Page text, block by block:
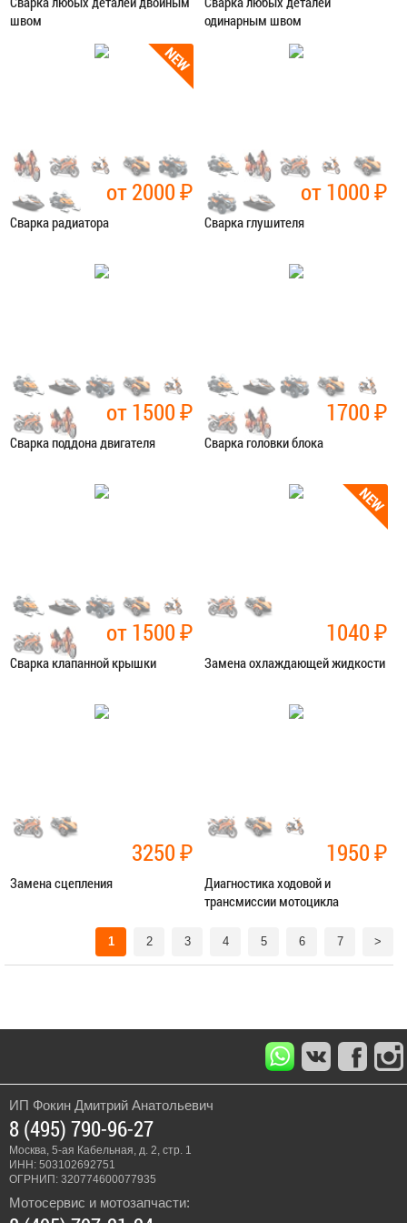
швом
Сварочные работы
одинарным швом
Сварочные работы
от 2000₽
Сварка радиатора
Сварочные работы
от 1000₽
Сварка глушителя
Сварочные работы
от 1500₽
Сварка поддона двигателя
Сварочные работы
1700₽
Сварка головки блока
Сварочные работы
от 1500₽
Сварка клапанной крышки
Сварочные работы
1040₽
Замена охлаждающей жидкости
Ремонт сист.
3250₽
Замена сцепления
1950₽
Диагностика ходовой и
трансмиссии мотоцикла
1 2 3 4 5 6 7 >
ИП Фокин Дмитрий Анатольевич
8 (495) 790-96-27
Москва, 5-ая Кабельная, д. 2, стр. 1
ИНН: 503102692751
ОГРНИП: 320774600077935
Мотосервис и мотозапчасти: